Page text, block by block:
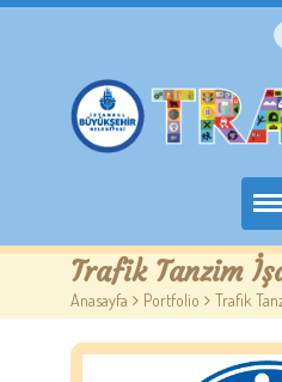
Hakkımızda
Randevu Al
Trafik Tanzim
Anasayfa > Portfolio > Trafik